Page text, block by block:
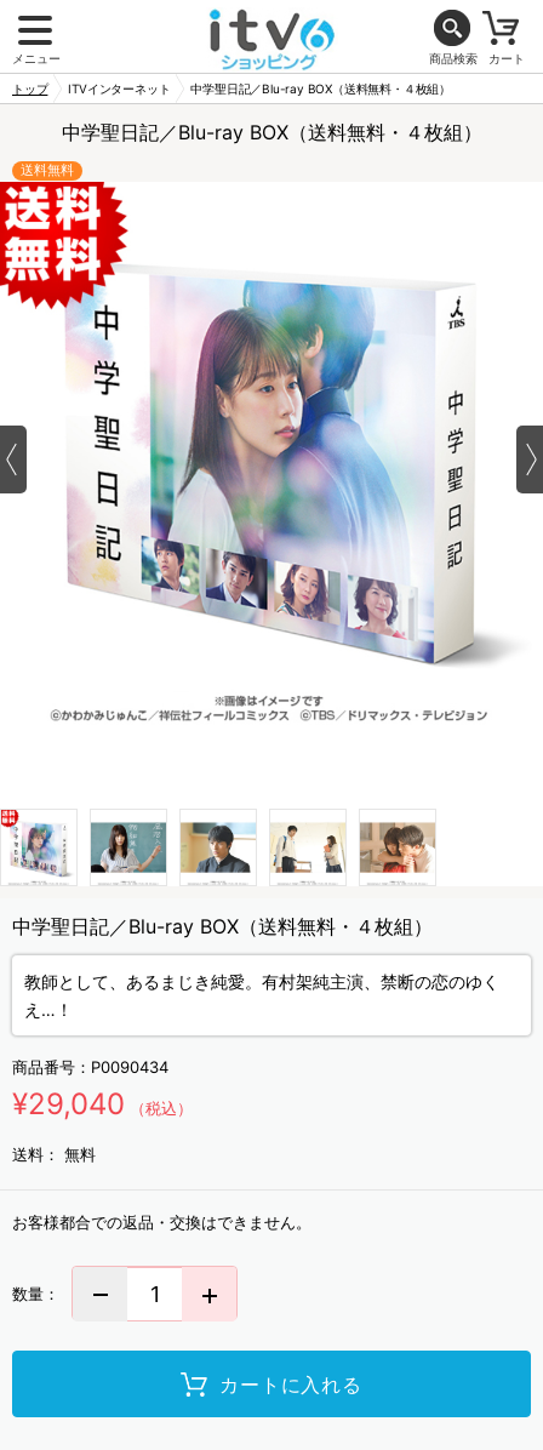
メニュー 商品検索 カート
トップ ITVインターネット 中学聖日記／Blu-ray BOX（送料無料・４枚組）
中学聖日記／Blu-ray BOX（送料無料・４枚組）
送料無料
中学聖日記／Blu-ray BOX（送料無料・４枚組）
教師として、あるまじき純愛。有村架純主演、禁断の恋のゆく
え…！
商品番号： P0090434
¥29,040 （税込）
送料： 無料
お客様都合での返品・交換はできません。
数量：
カートに入れる